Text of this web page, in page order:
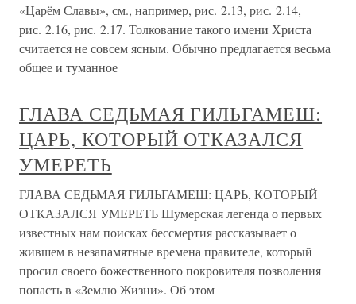
«Царём Славы», см., например, рис. 2.13, рис. 2.14,
рис. 2.16, рис. 2.17. Толкование такого имени Христа
считается не совсем ясным. Обычно предлагается весьма
общее и туманное
ГЛАВА СЕДЬМАЯ ГИЛЬГАМЕШ:
ЦАРЬ, КОТОРЫЙ ОТКАЗАЛСЯ
УМЕРЕТЬ
ГЛАВА СЕДЬМАЯ ГИЛЬГАМЕШ: ЦАРЬ, КОТОРЫЙ
ОТКАЗАЛСЯ УМЕРЕТЬ Шумерская легенда о первых
известных нам поисках бессмертия рассказывает о
жившем в незапамятные времена правителе, который
просил своего божественного покровителя позволения
попасть в «Землю Жизни». Об этом